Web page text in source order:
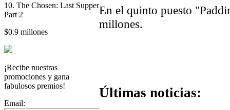
10. The Chosen: Last Supper
Part 2
$0.9 millones
¡Recibe nuestras
promociones y gana
fabulosos premios!
Email:
En el quinto puesto
millones.
Últimas noticias: